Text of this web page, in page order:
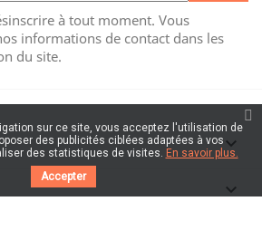
à tout moment. Vous
informations de contact dans les
du site.


sur ce site, vous acceptez l'utilisation de
des publicités ciblées adaptées à vos
des statistiques de visites. En savoir plus.
Accepter